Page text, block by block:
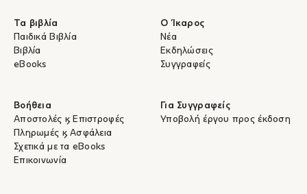
Τα βιβλία
Παιδικά Βιβλία
Βιβλία
eBooks
Ο Ίκαρος
Νέα
Εκδηλώσεις
Συγγραφείς
Βοήθεια
Αποστολές & Επιστροφές
Πληρωμές & Ασφάλεια
Σχετικά με τα eBooks
Επικοινωνία
Για Συγγραφείς
Υποβολή έργου προς έκδοση